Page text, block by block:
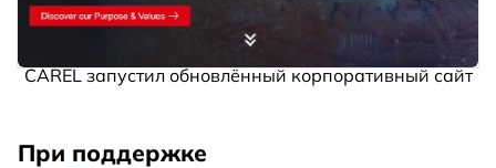
CAREL запустил обновлённый корпоративный сайт
При поддержке